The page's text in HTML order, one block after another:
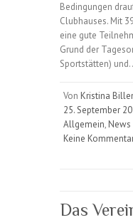
Bedingungen
Clubhauses. Mit
eine gute
Grund der
Sportstätten)
Von Kristina
25. September
Allgemein, News
Keine
Das